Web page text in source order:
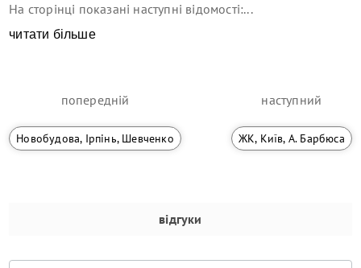
На сторінці показані наступні відомості:...
читати більше
попередній
Новобудова, Ірпінь, Шевченко
наступний
ЖК, Київ, А. Барбюса
відгуки